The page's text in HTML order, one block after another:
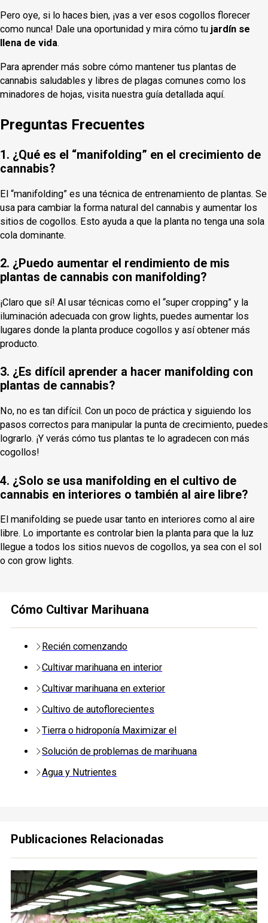
Pero oye, si lo haces bien, ¡vas a ver esos cogollos florecer
como nunca! Dale una oportunidad y mira cómo tu jardín se
llena de vida.
Para aprender más sobre cómo mantener tus plantas de
cannabis saludables y libres de plagas comunes como los
minadores de hojas, visita nuestra guía detallada aquí.
Preguntas Frecuentes
1. ¿Qué es el “manifolding” en el crecimiento de
cannabis?
El “manifolding” es una técnica de entrenamiento de plantas. Se
usa para cambiar la forma natural del cannabis y aumentar los
sitios de cogollos. Esto ayuda a que la planta no tenga una sola
cola dominante.
2. ¿Puedo aumentar el rendimiento de mis
plantas de cannabis con manifolding?
¡Claro que sí! Al usar técnicas como el “super cropping” y la
iluminación adecuada con grow lights, puedes aumentar los
lugares donde la planta produce cogollos y así obtener más
producto.
3. ¿Es difícil aprender a hacer manifolding con
plantas de cannabis?
No, no es tan difícil. Con un poco de práctica y siguiendo los
pasos correctos para manipular la punta de crecimiento, puedes
lograrlo. ¡Y verás cómo tus plantas te lo agradecen con más
cogollos!
4. ¿Solo se usa manifolding en el cultivo de
cannabis en interiores o también al aire libre?
El manifolding se puede usar tanto en interiores como al aire
libre. Lo importante es controlar bien la planta para que la luz
llegue a todos los sitios nuevos de cogollos, ya sea con el sol
o con grow lights.
Cómo Cultivar Marihuana
Recién comenzando
Cultivar marihuana en interior
Cultivar marihuana en exterior
Cultivo de autoflorecientes
Tierra o hidroponía Maximizar el
Solución de problemas de marihuana
Agua y Nutrientes
Publicaciones Relacionadas